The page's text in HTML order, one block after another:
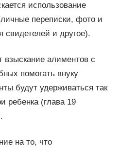
использование
переписки, фото и
свидетелей и другое).
взыскание алиментов с
помогать внуку
будут удерживаться так
ребенка (глава 19
на то, что